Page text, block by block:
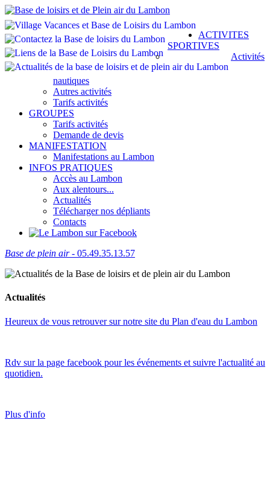
ACTIVITES
SPORTIVES
Activités
nautiques
Autres activités
Tarifs activités
GROUPES
Tarifs activités
Demande de devis
MANIFESTATION
Manifestations au Lambon
INFOS PRATIQUES
Accès au Lambon
Aux alentours...
Actualités
Télécharger nos dépliants
Contacts
Base de plein air- 05.49.35.13.57
Actualités
Heureux de vous retrouver sur notre site du Plan d'eau du Lambon
Rdv sur la page facebook pour les événements et suivre l'actualité au
quotidien.
Plus d'info